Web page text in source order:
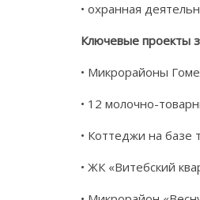
• охранная
Ключевые проекты
• Микрорайоны
• 12 молочно-
• Коттеджи на базе
• ЖК «Витебский